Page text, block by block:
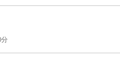
分